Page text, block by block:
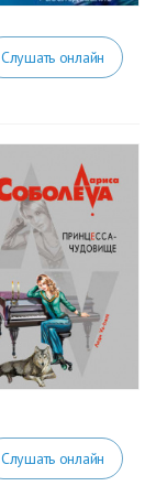
Слушать онлайн
Слушать онлайн